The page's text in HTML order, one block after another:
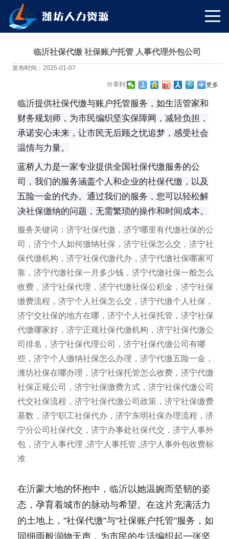
临沂社保代缴 社保账户托管 人事代理外包公司
发布时间：2025-01-07
分享到: 更多
临沂提供社保代缴与账户托管服务，如生活管家和
财务规划师，为市民编织坚实保障网，减轻负担，
承诺安心未来，让市民无后顾之忧追梦，感受社会
温情与力量。
蓝桥人力是一家专业提供全国社保代缴服务的公
司，我们的服务涵盖个人和企业的社保代缴，以及
五险一金的代办。通过我们的服务，您可以轻松解
决社保缴纳的问题，无需繁琐的操作和时间成本。
服务关键词：济宁社保代缴，济宁哪里有代缴社保的公
司，济宁个人如何缴纳社保，济宁社保怎么交，济宁社
保代缴机构，济宁社保代缴代办，济宁代缴社保哪家可
靠，济宁代缴社保一月多少钱，济宁代缴社保一般怎么
收费，济宁社保代理，济宁代缴社保公积金，济宁社保
缴费流程，济宁个人社保怎么交，济宁代缴个人社保，
济宁交社保的地方在哪，济宁个人社保托管，济宁社保
代缴哪家好，济宁正规社保代缴机构，济宁社保代缴公
司排名，济宁社保代理公司，济宁社保代缴公司有哪
些，济宁个人缴纳社保怎么办理，济宁代缴五险一金，
潍坊社保在哪办理，济宁社保托管怎么收费，济宁代缴
社保正规公司，济宁社保缴费方式，济宁社保代缴公司
代交社保流程，济宁社保代缴公司政策，济宁社保缴费
基数，济宁职工社保代办，济宁东明社保办理流程，济
宁分公司社保代交，济宁办事处社保代交，济宁人事外
包，济宁 人事代理 ,济宁 人事托管 ,济宁人事外包收费标
准
在沂蒙大地的怀抱中，临沂以她温婉而坚韧的姿
态，孕育着城市的脉动与希望。在这片充满活力
的土地上，"社保代缴"与"社保账户托管"服务，如
同细雨般润物无声，为市民的生活编织起一张坚